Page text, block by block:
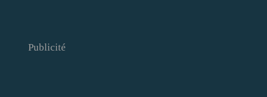
Publicité